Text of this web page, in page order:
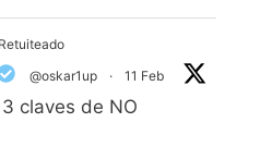
@oskar1up · 11 Feb
3 claves de NO